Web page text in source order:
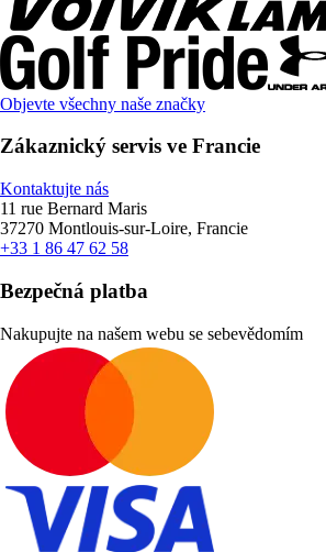
Objevte všechny naše značky
Zákaznický servis ve Francie
Kontaktujte nás
11 rue Bernard Maris
37270 Montlouis-sur-Loire, Francie
+33 1 86 47 62 58
Bezpečná platba
Nakupujte na našem webu se sebevědomím